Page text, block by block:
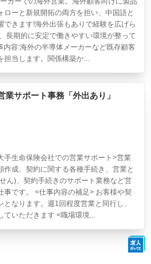
ーと新規開拓の両方を担い、中国語と
きます!海外出張もありで経験を広げら
長期的に安定で働きやすい環境が整って
内容:海外の半導体メーカーなど既存顧客
担当します。関係構築か...
業サポート事務「外出あり」
手生命保険会社での営業サポート>営業
成、契約に関する各種手続き、営業と
ん)、契約手続きのサポート業務など営
です。 <仕事内容の補足> お客様や契
なります。週1回程度営業と同行し、
ていただきます <職場環境...